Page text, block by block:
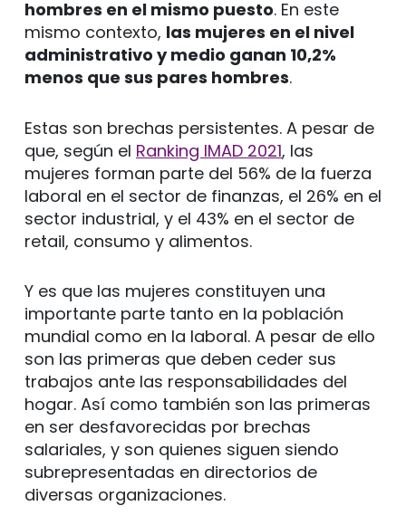
hombres en el mismo puesto. En este
mismo contexto, las mujeres en el nivel
administrativo y medio ganan 10,2%
menos que sus pares hombres.
Estas son brechas persistentes. A pesar de
que, según el Ranking IMAD 2021, las
mujeres forman parte del 56% de la fuerza
laboral en el sector de finanzas, el 26% en el
sector industrial, y el 43% en el sector de
retail, consumo y alimentos.
Y es que las mujeres constituyen una
importante parte tanto en la población
mundial como en la laboral. A pesar de ello
son las primeras que deben ceder sus
trabajos ante las responsabilidades del
hogar. Así como también son las primeras
en ser desfavorecidas por brechas
salariales, y son quienes siguen siendo
subrepresentadas en directorios de
diversas organizaciones.